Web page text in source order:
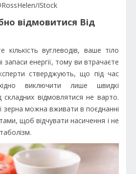
IStock
відмовитися Від
кількість вуглеводів, ваше тіло
запаси енергії, тому ви втрачаєте
стверджують, що під час
виключити лише швидкі
складних відмовлятися не варто.
зерна можна вживати в поєднанні
щоб відчувати насичення і не